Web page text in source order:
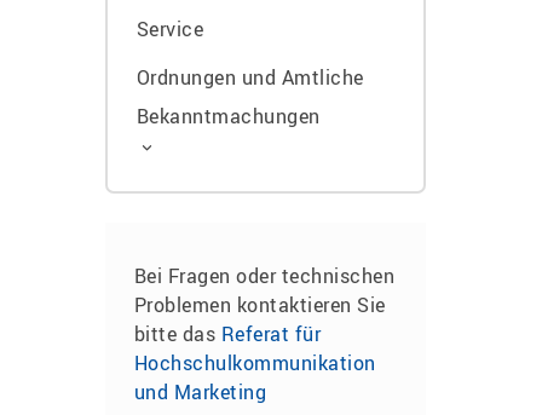
Service
Ordnungen und Amtliche
Bekanntmachungen
Bei Fragen oder technischen
Problemen kontaktieren Sie
bitte das Referat für
Hochschulkommunikation
und Marketing